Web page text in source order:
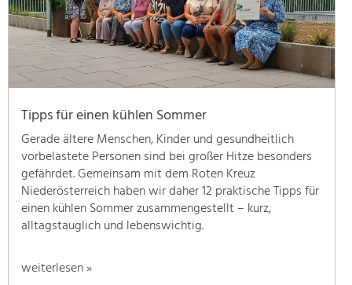
geben
wir
hier
eine
Übersicht
unsere
Themenschwerpunkte.
Für
mehr
Informationen
einfach
das
Tipps für einen kühlen Sommer
Gerade ältere Menschen, Kinder und gesundheitlich
vorbelastete Personen sind bei großer Hitze besonders
gefährdet. Gemeinsam mit dem Roten Kreuz
Niederösterreich haben wir daher 12 praktische Tipps für
einen kühlen Sommer zusammengestellt – kurz,
alltagstauglich und lebenswichtig.
weiterlesen »